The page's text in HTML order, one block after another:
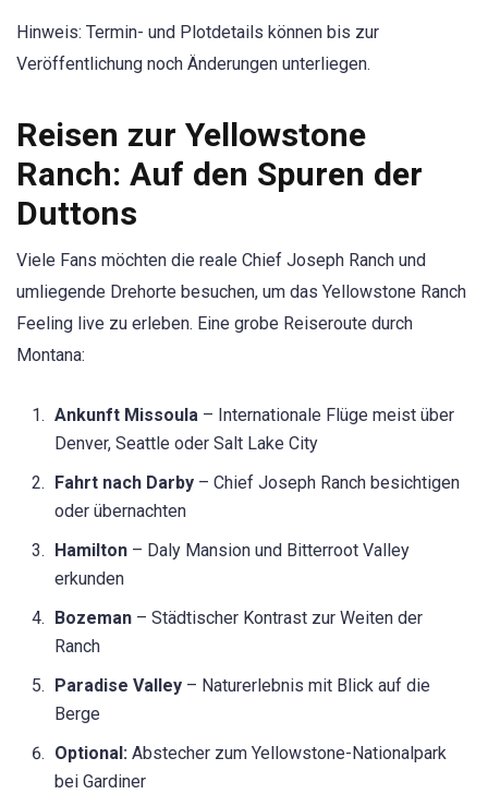
Hinweis: Termin- und Plotdetails können bis zur
Veröffentlichung noch Änderungen unterliegen.
Reisen zur Yellowstone
Ranch: Auf den Spuren der
Duttons
Viele Fans möchten die reale Chief Joseph Ranch und
umliegende Drehorte besuchen, um das Yellowstone Ranch
Feeling live zu erleben. Eine grobe Reiseroute durch
Montana:
Ankunft Missoula – Internationale Flüge meist über
Denver, Seattle oder Salt Lake City
Fahrt nach Darby – Chief Joseph Ranch besichtigen
oder übernachten
Hamilton – Daly Mansion und Bitterroot Valley
erkunden
Bozeman – Städtischer Kontrast zur Weiten der
Ranch
Paradise Valley – Naturerlebnis mit Blick auf die
Berge
Optional: Abstecher zum Yellowstone-Nationalpark
bei Gardiner